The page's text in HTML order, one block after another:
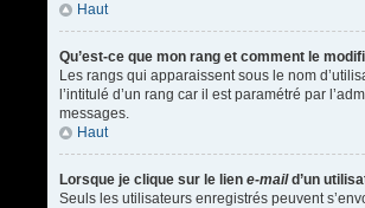
Haut
Qu’est-ce que mon rang et comment le
Les rangs qui apparaissent sous le nom
l’intitulé d’un rang car il est paramétré par
messages.
Haut
Lorsque je clique sur le lien e-maild’un
Seuls les utilisateurs enregistrés peuvent